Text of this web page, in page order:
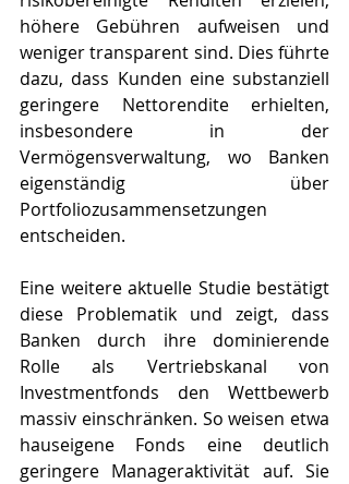
höhere Gebühren aufweisen und
weniger transparent sind. Dies führte
dazu, dass Kunden eine substanziell
geringere Nettorendite erhielten,
insbesondere in der
Vermögensverwaltung, wo Banken
eigenständig über
Portfoliozusammensetzungen
entscheiden.
Eine weitere aktuelle Studie bestätigt
diese Problematik und zeigt, dass
Banken durch ihre dominierende
Rolle als Vertriebskanal von
Investmentfonds den Wettbewerb
massiv einschränken. So weisen etwa
hauseigene Fonds eine deutlich
geringere Manageraktivität auf. Sie